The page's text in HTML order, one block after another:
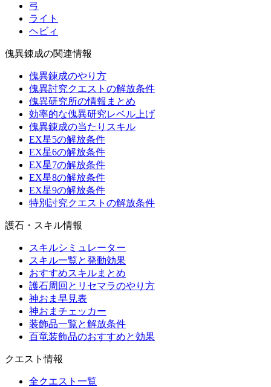
弓
ライト
ヘビィ
傀異錬成の関連情報
傀異錬成のやり方
傀異討究クエストの解放条件
傀異研究所の情報まとめ
効率的な傀異研究レベル上げ
傀異錬成の当たりスキル
EX星5の解放条件
EX星6の解放条件
EX星7の解放条件
EX星8の解放条件
EX星9の解放条件
特別討究クエストの解放条件
護石・スキル情報
スキルシミュレーター
スキル一覧と発動効果
おすすめスキルまとめ
護石周回とリセマラのやり方
神おま早見表
神おまチェッカー
装飾品一覧と解放条件
百竜装飾品のおすすめと効果
クエスト情報
全クエスト一覧